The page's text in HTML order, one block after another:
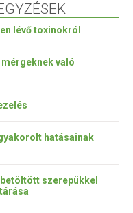
lévő toxinokról
való
hatásainak
szerepükkel